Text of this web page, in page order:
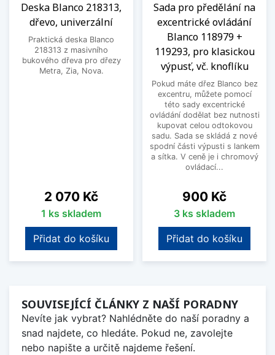
Deska Blanco 218313,
dřevo, univerzální
Praktická deska Blanco
218313 z masivního
bukového dřeva pro dřezy
Metra, Zia, Nova.
Cena
2 070 Kč
1 ks skladem
Přidat do košíku
Sada pro předělání na
excentrické ovládání
Blanco 118979 +
119293, pro klasickou
výpusť, vč. knoflíku
Pokud máte dřez Blanco bez
excentru, můžete pomocí
této sady excentrické
ovládání dodělat bez nutnosti
kupovat celou odtokovou
sadu. Sada se skládá z nové
spodní části výpusti s lankem
a sítka. V ceně je i chromový
ovládací...
Cena
900 Kč
3 ks skladem
Přidat do košíku
SOUVISEJÍCÍ ČLÁNKY Z NAŠÍ PORADNY
Nevíte jak vybrat? Nahlédněte do naší poradny a
snad najdete, co hledáte. Pokud ne, zavolejte
nebo napište a určitě najdeme řešení.